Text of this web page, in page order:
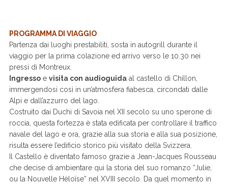
PROGRAMMA DI VIAGGIO
Partenza dai luoghi prestabiliti, sosta in autogrill durante il
viaggio per la prima colazione ed arrivo verso le 10.30 nei
pressi di Montreux.
Ingresso e visita con audioguida al castello di Chillon,
immergendosi così in un’atmosfera fiabesca, circondati dalle
Alpi e dall’azzurro del lago.
Costruito dai Duchi di Savoia nel XII secolo su uno sperone di
roccia, questa fortezza è stata edificata per controllare il traffico
navale del lago e ora, grazie alla sua storia e alla sua posizione,
risulta essere l’edificio storico più visitato della Svizzera.
Il Castello è diventato famoso grazie a Jean-Jacques Rousseau
che decise di ambientare qui la storia del suo romanzo “Julie,
ou la Nouvelle Hèloïse” nel XVIII secolo. Da quel momento in